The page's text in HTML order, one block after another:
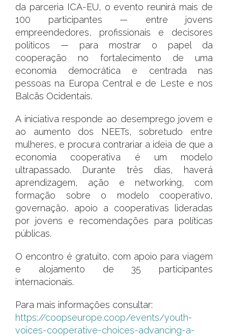
da parceria ICA-EU, o evento reunirá mais de
100 participantes — entre jovens
empreendedores, profissionais e decisores
políticos — para mostrar o papel da
cooperação no fortalecimento de uma
economia democrática e centrada nas
pessoas na Europa Central e de Leste e nos
Balcãs Ocidentais.
A iniciativa responde ao desemprego jovem e
ao aumento dos NEETs, sobretudo entre
mulheres, e procura contrariar a ideia de que a
economia cooperativa é um modelo
ultrapassado. Durante três dias, haverá
aprendizagem, ação e networking, com
formação sobre o modelo cooperativo,
governação, apoio a cooperativas lideradas
por jovens e recomendações para políticas
públicas.
O encontro é gratuito, com apoio para viagem
e alojamento de 35 participantes
internacionais.
Para mais informações consultar:
https://coopseurope.coop/events/youth-
voices-cooperative-choices-advancing-a-